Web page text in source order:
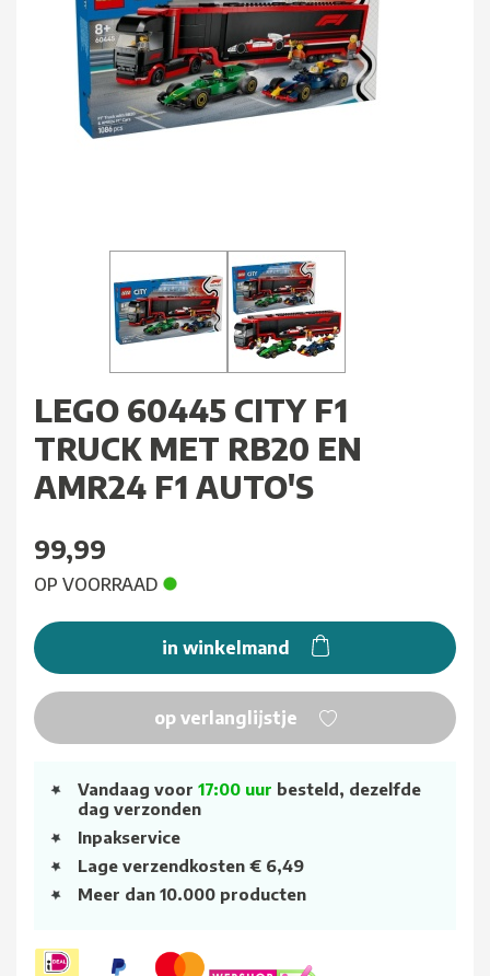
LEGO 60445 CITY F1
TRUCK MET RB20 EN
AMR24 F1 AUTO'S
99,99
OP VOORRAAD
in winkelmand
op verlanglijstje
Vandaag voor 17:00 uur besteld, dezelfde
dag verzonden
Inpakservice
Lage verzendkosten € 6,49
Meer dan 10.000 producten